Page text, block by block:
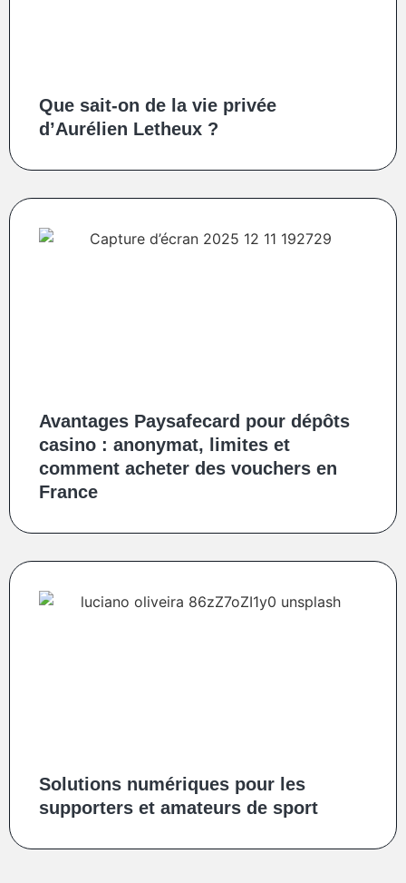
Que sait-on de la vie privée
d’Aurélien Letheux ?
Avantages Paysafecard pour dépôts
casino : anonymat, limites et
comment acheter des vouchers en
France
Solutions numériques pour les
supporters et amateurs de sport